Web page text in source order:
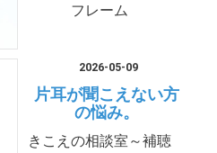
フレーム
2026-05-09
片耳が聞こえない方
の悩み。
きこえの相談室～補聴